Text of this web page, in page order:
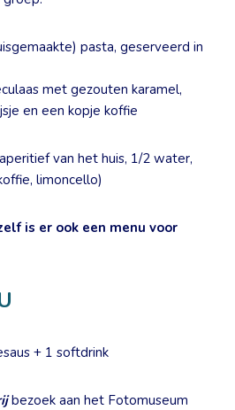
pasta, geserveerd in
met gezouten karamel,
en een kopje koffie
van het huis, 1/2 water,
limoncello)
is er ook een menu voor
+ 1 softdrink
bezoek aan het Fotomuseum